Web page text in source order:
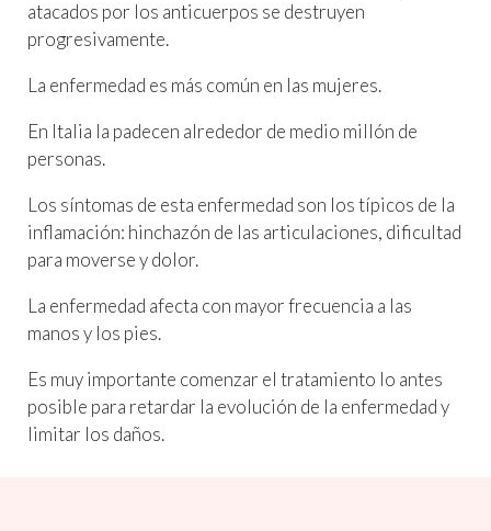
atacados por los anticuerpos se destruyen
progresivamente.
La enfermedad es más común en las mujeres.
En Italia la padecen alrededor de medio millón de
personas.
Los síntomas de esta enfermedad son los típicos de la
inflamación: hinchazón de las articulaciones, dificultad
para moverse y dolor.
La enfermedad afecta con mayor frecuencia a las
manos y los pies.
Es muy importante comenzar el tratamiento lo antes
posible para retardar la evolución de la enfermedad y
limitar los daños.